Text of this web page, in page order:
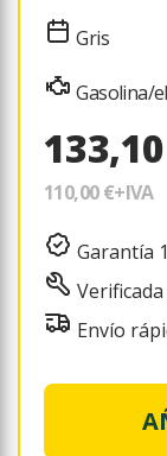
Gris
Gasolina/
110,00 €+IVA
Garantía
Envío